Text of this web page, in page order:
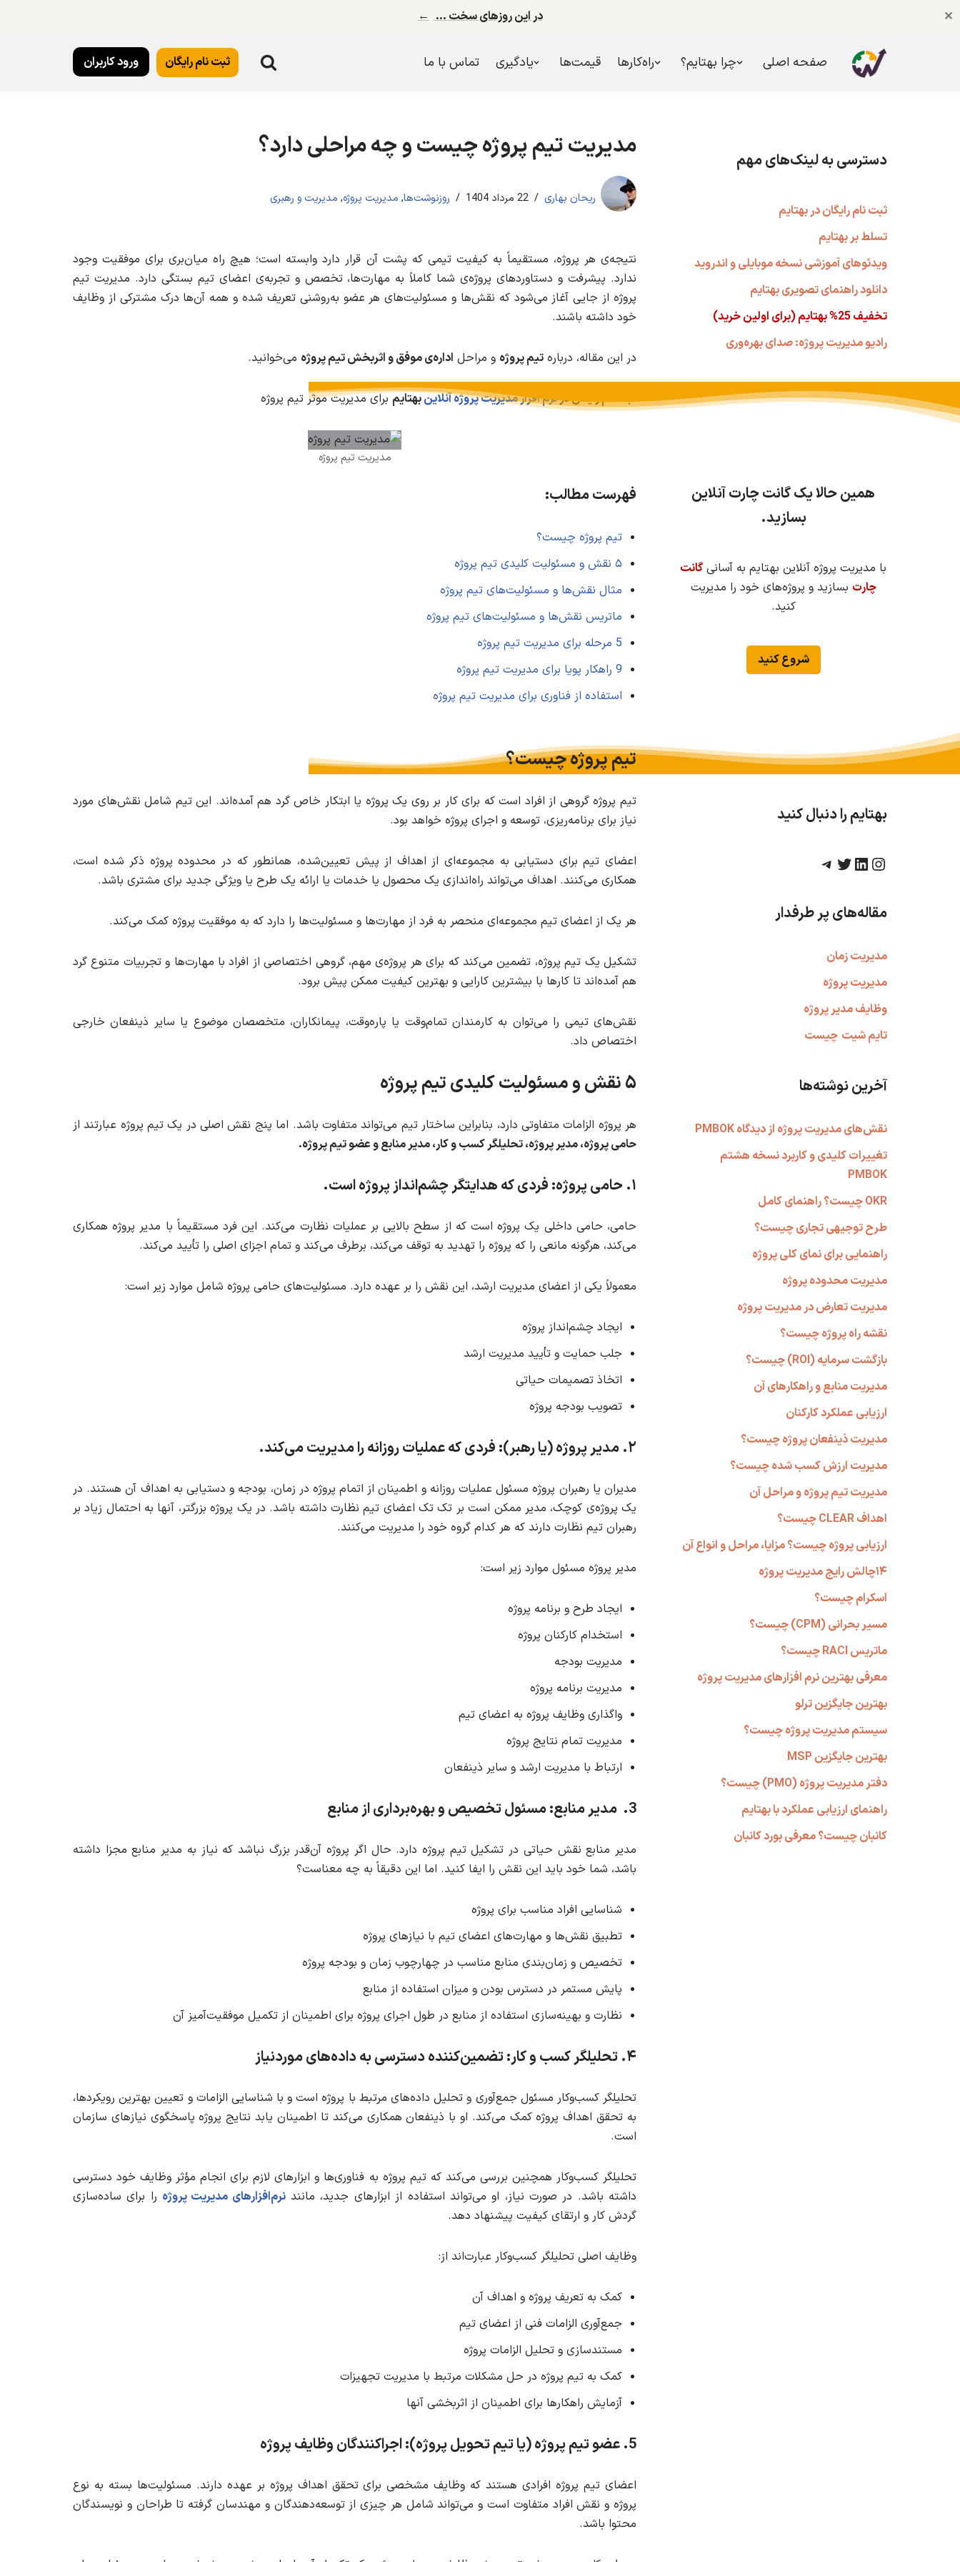
در این روزهای سخت … ← ✕
صفحه اصلی چرا بهتایم؟ راه‌کارها قیمت‌ها یادگیری تماس با ما ثبت نام رایگان ورود کاربران
دسترسی به لینک‌های مهم
ثبت نام رایگان در بهتایم
تسلط بر بهتایم
ویدئوهای آموزشی نسخه موبایلی و اندروید
دانلود راهنمای تصویری بهتایم
تخفیف 25% بهتایم (برای اولین خرید)
رادیو مدیریت پروژه: صدای بهره‌وری
همین حالا یک گانت چارت آنلاین
بسازید.
با مدیریت پروژه آنلاین بهتایم به آسانی گانت
چارت بسازید و پروژه‌های خود را مدیریت
کنید.
شروع کنید
بهتایم را دنبال کنید
مقاله‌های پر طرفدار
مدیریت زمان
مدیریت پروژه
وظایف مدیر پروژه
تایم شیت چیست
آخرین نوشته‌ها
نقش‌های مدیریت پروژه از دیدگاه PMBOK
تغییرات کلیدی و کاربرد نسخه هشتم
PMBOK
OKR چیست؟ راهنمای کامل
طرح توجیهی تجاری چیست؟
راهنمایی برای نمای کلی پروژه
مدیریت محدوده پروژه
مدیریت تعارض در مدیریت پروژه
نقشه راه پروژه چیست؟
بازگشت سرمایه (ROI) چیست؟
مدیریت منابع و راهکارهای آن
ارزیابی عملکرد کارکنان
مدیریت ذینفعان پروژه چیست؟
مدیریت ارزش کسب شده چیست؟
مدیریت تیم پروژه و مراحل آن
اهداف CLEAR چیست؟
ارزیابی پروژه چیست؟ مزایا، مراحل و انواع آن
۱۴چالش رایج مدیریت پروژه
اسکرام چیست؟
مسیر بحرانی (CPM) چیست؟
ماتریس RACI چیست؟
معرفی بهترین نرم افزارهای مدیریت پروژه
بهترین جایگزین ترلو
سیستم مدیریت پروژه چیست؟
بهترین جایگزین MSP
دفتر مدیریت پروژه (PMO) چیست؟
راهنمای ارزیابی عملکرد با بهتایم
کانبان چیست؟ معرفی بورد کانبان
مدیریت تیم پروژه چیست و چه مراحلی دارد؟
ریحان بهاری 22 مرداد 1404 روزنوشت‌ها, مدیریت پروژه, مدیریت و رهبری
نتیجه‌ی هر پروژه، مستقیماً به کیفیت تیمی که پشت آن قرار دارد وابسته است؛ هیچ راه میان‌بری برای موفقیت وجود
ندارد. پیشرفت و دستاوردهای پروژه‌ی شما کاملاً به مهارت‌ها، تخصص و تجربه‌ی اعضای تیم بستگی دارد. مدیریت تیم
پروژه از جایی آغاز می‌شود که نقش‌ها و مسئولیت‌های هر عضو به‌روشنی تعریف شده و همه آن‌ها درک مشترکی از وظایف
خود داشته باشند.
در این مقاله، درباره تیم پروژه و مراحل اداره‌ی موفق و اثربخش تیم پروژه می‌خوانید.
ثبت نام رایگان درنرم افزار مدیریت پروژه آنلاینبهتایم برای مدیریت موثر تیم پروژه
مدیریت تیم پروژه
فهرست مطالب:
تیم پروژه چیست؟
۵ نقش و مسئولیت کلیدی تیم پروژه
مثال نقش‌ها و مسئولیت‌های تیم پروژه
ماتریس نقش‌ها و مسئولیت‌های تیم پروژه
5 مرحله برای مدیریت تیم پروژه
9 راهکار پویا برای مدیریت تیم پروژه
استفاده از فناوری برای مدیریت تیم‌ پروژه
تیم پروژه چیست؟
تیم پروژه گروهی از افراد است که برای کار بر روی یک پروژه یا ابتکار خاص گرد هم آمده‌اند. این تیم شامل نقش‌های مورد
نیاز برای برنامه‌ریزی، توسعه و اجرای پروژه خواهد بود.
اعضای تیم برای دستیابی به مجموعه‌ای از اهداف از پیش تعیین‌شده، همانطور که در محدوده پروژه ذکر شده است،
همکاری می‌کنند. اهداف می‌تواند راه‌اندازی یک محصول یا خدمات یا ارائه یک طرح یا ویژگی جدید برای مشتری باشد.
هر یک از اعضای تیم مجموعه‌ای منحصر به فرد از مهارت‌ها و مسئولیت‌ها را دارد که به موفقیت پروژه کمک می‌کند.
تشکیل یک تیم پروژه، تضمین می‌کند که برای هر پروژه‌ی مهم، گروهی اختصاصی از افراد با مهارت‌ها و تجربیات متنوع گرد
هم آمده‌اند تا کارها با بیشترین کارایی و بهترین کیفیت ممکن پیش برود.
نقش‌های تیمی را می‌توان به کارمندان تمام‌وقت یا پاره‌وقت، پیمانکاران، متخصصان موضوع یا سایر ذینفعان خارجی
اختصاص داد.
۵ نقش و مسئولیت کلیدی تیم پروژه
هر پروژه الزامات متفاوتی دارد، بنابراین ساختار تیم می‌تواند متفاوت باشد. اما پنج نقش اصلی در یک تیم پروژه عبارتند از
حامی پروژه، مدیر پروژه، تحلیلگر کسب و کار، مدیر منابع و عضو تیم پروژه.
۱. حامی پروژه: فردی که هدایتگر چشم‌انداز پروژه است.
حامی، حامی داخلی یک پروژه است که از سطح بالایی بر عملیات نظارت می‌کند. این فرد مستقیماً با مدیر پروژه همکاری
می‌کند، هرگونه مانعی را که پروژه را تهدید به توقف می‌کند، برطرف می‌کند و تمام اجزای اصلی را تأیید می‌کند.
معمولاً یکی از اعضای مدیریت ارشد، این نقش را بر عهده دارد. مسئولیت‌های حامی پروژه شامل موارد زیر است:
ایجاد چشم‌انداز پروژه
جلب حمایت و تأیید مدیریت ارشد
اتخاذ تصمیمات حیاتی
تصویب بودجه پروژه
۲. مدیر پروژه (یا رهبر): فردی که عملیات روزانه را مدیریت می‌کند.
مدیران یا رهبران پروژه مسئول عملیات روزانه و اطمینان از اتمام پروژه در زمان، بودجه و دستیابی به اهداف آن هستند. در
یک پروژه‌ی کوچک، مدیر ممکن است بر تک تک اعضای تیم نظارت داشته باشد. در یک پروژه بزرگتر، آنها به احتمال زیاد بر
رهبران تیم نظارت دارند که هر کدام گروه خود را مدیریت می‌کنند.
مدیر پروژه مسئول موارد زیر است:
ایجاد طرح و برنامه پروژه
استخدام کارکنان پروژه
مدیریت بودجه
مدیریت برنامه پروژه
واگذاری وظایف پروژه به اعضای تیم
مدیریت تمام نتایج پروژه
ارتباط با مدیریت ارشد و سایر ذینفعان
3. مدیر منابع: مسئول تخصیص و بهره‌برداری از منابع
مدیر منابع نقش حیاتی در تشکیل تیم پروژه دارد. حال اگر پروژه آن‌قدر بزرگ نباشد که نیاز به مدیر منابع مجزا داشته
باشد، شما خود باید این نقش را ایفا کنید. اما این دقیقاً به چه معناست؟
شناسایی افراد مناسب برای پروژه
تطبیق نقش‌ها و مهارت‌های اعضای تیم با نیازهای پروژه
تخصیص و زمان‌بندی منابع مناسب در چهارچوب زمان و بودجه پروژه
پایش مستمر در دسترس بودن و میزان استفاده از منابع
نظارت و بهینه‌سازی استفاده از منابع در طول اجرای پروژه برای اطمینان از تکمیل موفقیت‌آمیز آن
۴. تحلیلگر کسب و کار: تضمین‌کننده دسترسی به داده‌های موردنیاز
تحلیلگر کسب‌وکار مسئول جمع‌آوری و تحلیل داده‌های مرتبط با پروژه است و با شناسایی الزامات و تعیین بهترین رویکردها،
به تحقق اهداف پروژه کمک می‌کند. او با ذینفعان همکاری می‌کند تا اطمینان یابد نتایج پروژه پاسخگوی نیازهای سازمان
است.
تحلیلگر کسب‌وکار همچنین بررسی می‌کند که تیم پروژه به فناوری‌ها و ابزارهای لازم برای انجام مؤثر وظایف خود دسترسی
داشته باشد. در صورت نیاز، او می‌تواند استفاده از ابزارهای جدید، مانندنرم‌افزارهای مدیریت پروژه را برای ساده‌سازی
گردش کار و ارتقای کیفیت پیشنهاد دهد.
وظایف اصلی تحلیلگر کسب‌وکار عبارت‌اند از:
کمک به تعریف پروژه و اهداف آن
جمع‌آوری الزامات فنی از اعضای تیم
مستندسازی و تحلیل الزامات پروژه
کمک به تیم پروژه در حل مشکلات مرتبط با مدیریت تجهیزات
آزمایش راهکارها برای اطمینان از اثربخشی آنها
5. عضو تیم پروژه (یا تیم تحویل پروژه): اجراکنندگان وظایف پروژه
اعضای تیم پروژه افرادی هستند که وظایف مشخصی برای تحقق اهداف پروژه بر عهده دارند. مسئولیت‌ها بسته به نوع
پروژه و نقش افراد متفاوت است و می‌تواند شامل هر چیزی از توسعه‌دهندگان و مهندسان گرفته تا طراحان و نویسندگان
محتوا باشد.